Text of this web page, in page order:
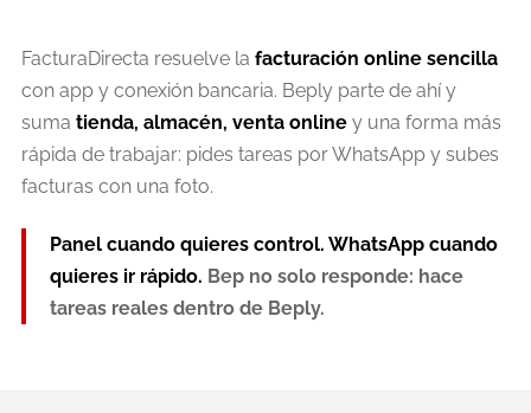
FacturaDirecta resuelve la facturación online sencilla
con app y conexión bancaria. Beply parte de ahí y
suma tienda, almacén, venta online y una forma más
rápida de trabajar: pides tareas por WhatsApp y subes
facturas con una foto.
Panel cuando quieres control. WhatsApp cuando
quieres ir rápido. Bep no solo responde: hace
tareas reales dentro de Beply.